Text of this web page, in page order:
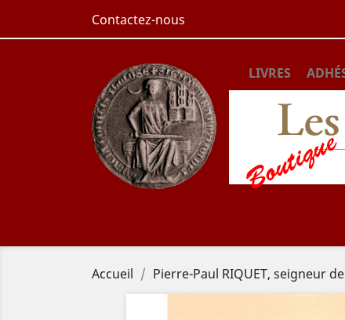
Contactez-nous
LIVRES
Accueil Pierre-Paul RIQUET, seigneur